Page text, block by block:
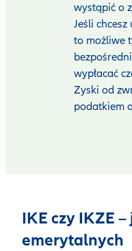
wystąpić o
Jeśli
to możliwe
wypłacać
Zyski od
podatkiem
IKE czy IKZE
emerytalnych